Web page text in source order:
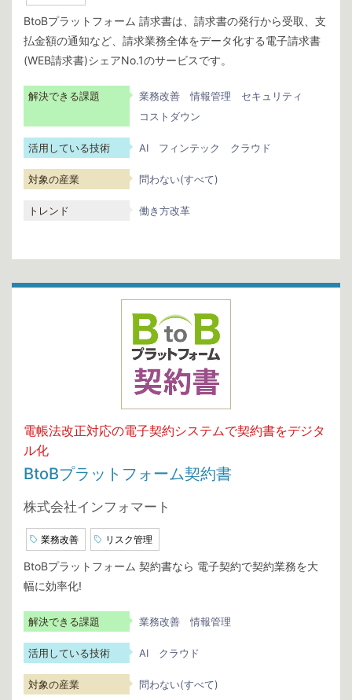
BtoBプラットフォーム 請求書は、請求書の発行から受取、支
払金額の通知など、請求業務全体をデータ化する電子請求書
(WEB請求書)シェアNo.1のサービスです。
解決できる課題 業務改善 情報管理
セキュリティ
コストダウン
活用している技術 AI フィンテック クラウド
対象の産業 問わない(すべて)
トレンド 働き方改革
電帳法改正対応の電子契約システムで契約書をデジタ
ル化
BtoBプラットフォーム契約書
株式会社インフォマート
業務改善 リスク管理
BtoBプラットフォーム 契約書なら 電子契約で契約業務を大
幅に効率化!
解決できる課題 業務改善 情報管理
活用している技術 AI クラウド
対象の産業 問わない(すべて)